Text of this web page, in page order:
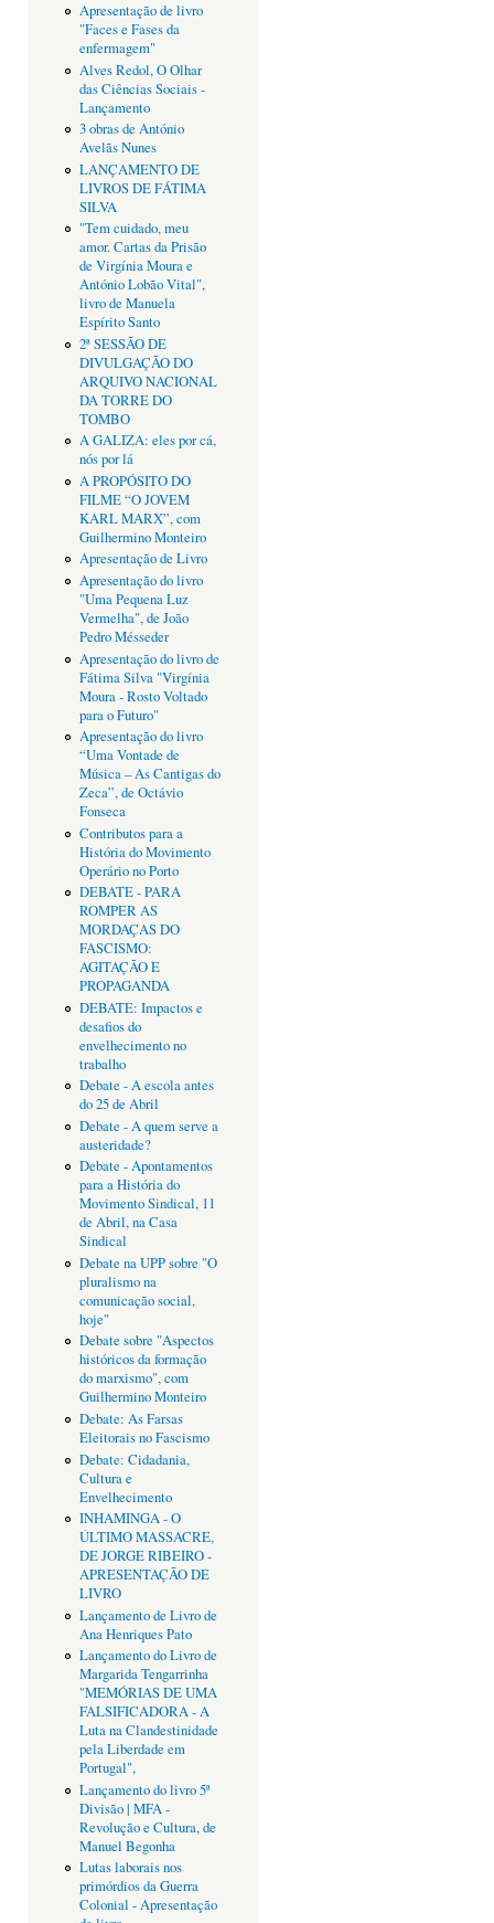
Apresentação de livro
"Faces e Fases da
enfermagem"
Alves Redol, O Olhar
das Ciências Sociais -
Lançamento
3 obras de António
Avelãs Nunes
LANÇAMENTO DE
LIVROS DE FÁTIMA
SILVA
"Tem cuidado, meu
amor. Cartas da Prisão
de Virgínia Moura e
António Lobão Vital",
livro de Manuela
Espírito Santo
2ª SESSÃO DE
DIVULGAÇÃO DO
ARQUIVO NACIONAL
DA TORRE DO
TOMBO
A GALIZA: eles por cá,
nós por lá
A PROPÓSITO DO
FILME “O JOVEM
KARL MARX”, com
Guilhermino Monteiro
Apresentação de Livro
Apresentação do livro
"Uma Pequena Luz
Vermelha", de João
Pedro Mésseder
Apresentação do livro de
Fátima Silva "Virgínia
Moura - Rosto Voltado
para o Futuro"
Apresentação do livro
“Uma Vontade de
Música – As Cantigas do
Zeca”, de Octávio
Fonseca
Contributos para a
História do Movimento
Operário no Porto
DEBATE - PARA
ROMPER AS
MORDAÇAS DO
FASCISMO:
AGITAÇÃO E
PROPAGANDA
DEBATE: Impactos e
desafios do
envelhecimento no
trabalho
Debate - A escola antes
do 25 de Abril
Debate - A quem serve a
austeridade?
Debate - Apontamentos
para a História do
Movimento Sindical, 11
de Abril, na Casa
Sindical
Debate na UPP sobre "O
pluralismo na
comunicação social,
hoje"
Debate sobre "Aspectos
históricos da formação
do marxismo", com
Guilhermino Monteiro
Debate: As Farsas
Eleitorais no Fascismo
Debate: Cidadania,
Cultura e
Envelhecimento
INHAMINGA - O
ÚLTIMO MASSACRE,
DE JORGE RIBEIRO -
APRESENTAÇÃO DE
LIVRO
Lançamento de Livro de
Ana Henriques Pato
Lançamento do Livro de
Margarida Tengarrinha
"MEMÓRIAS DE UMA
FALSIFICADORA - A
Luta na Clandestinidade
pela Liberdade em
Portugal",
Lançamento do livro 5ª
Divisão | MFA -
Revolução e Cultura, de
Manuel Begonha
Lutas laborais nos
primórdios da Guerra
Colonial - Apresentação